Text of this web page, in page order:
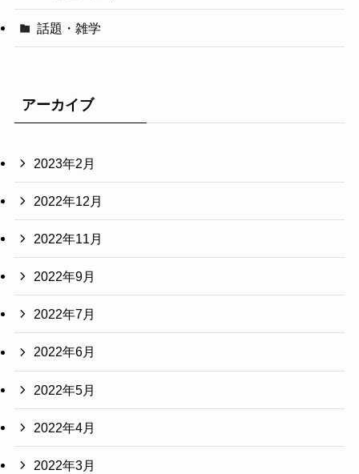
話題・雑学
アーカイブ
2023年2月
2022年12月
2022年11月
2022年9月
2022年7月
2022年6月
2022年5月
2022年4月
2022年3月